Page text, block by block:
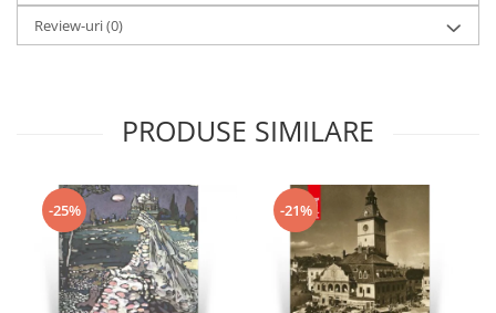
Review-uri(0)
PRODUSE SIMILARE
-25% -21%